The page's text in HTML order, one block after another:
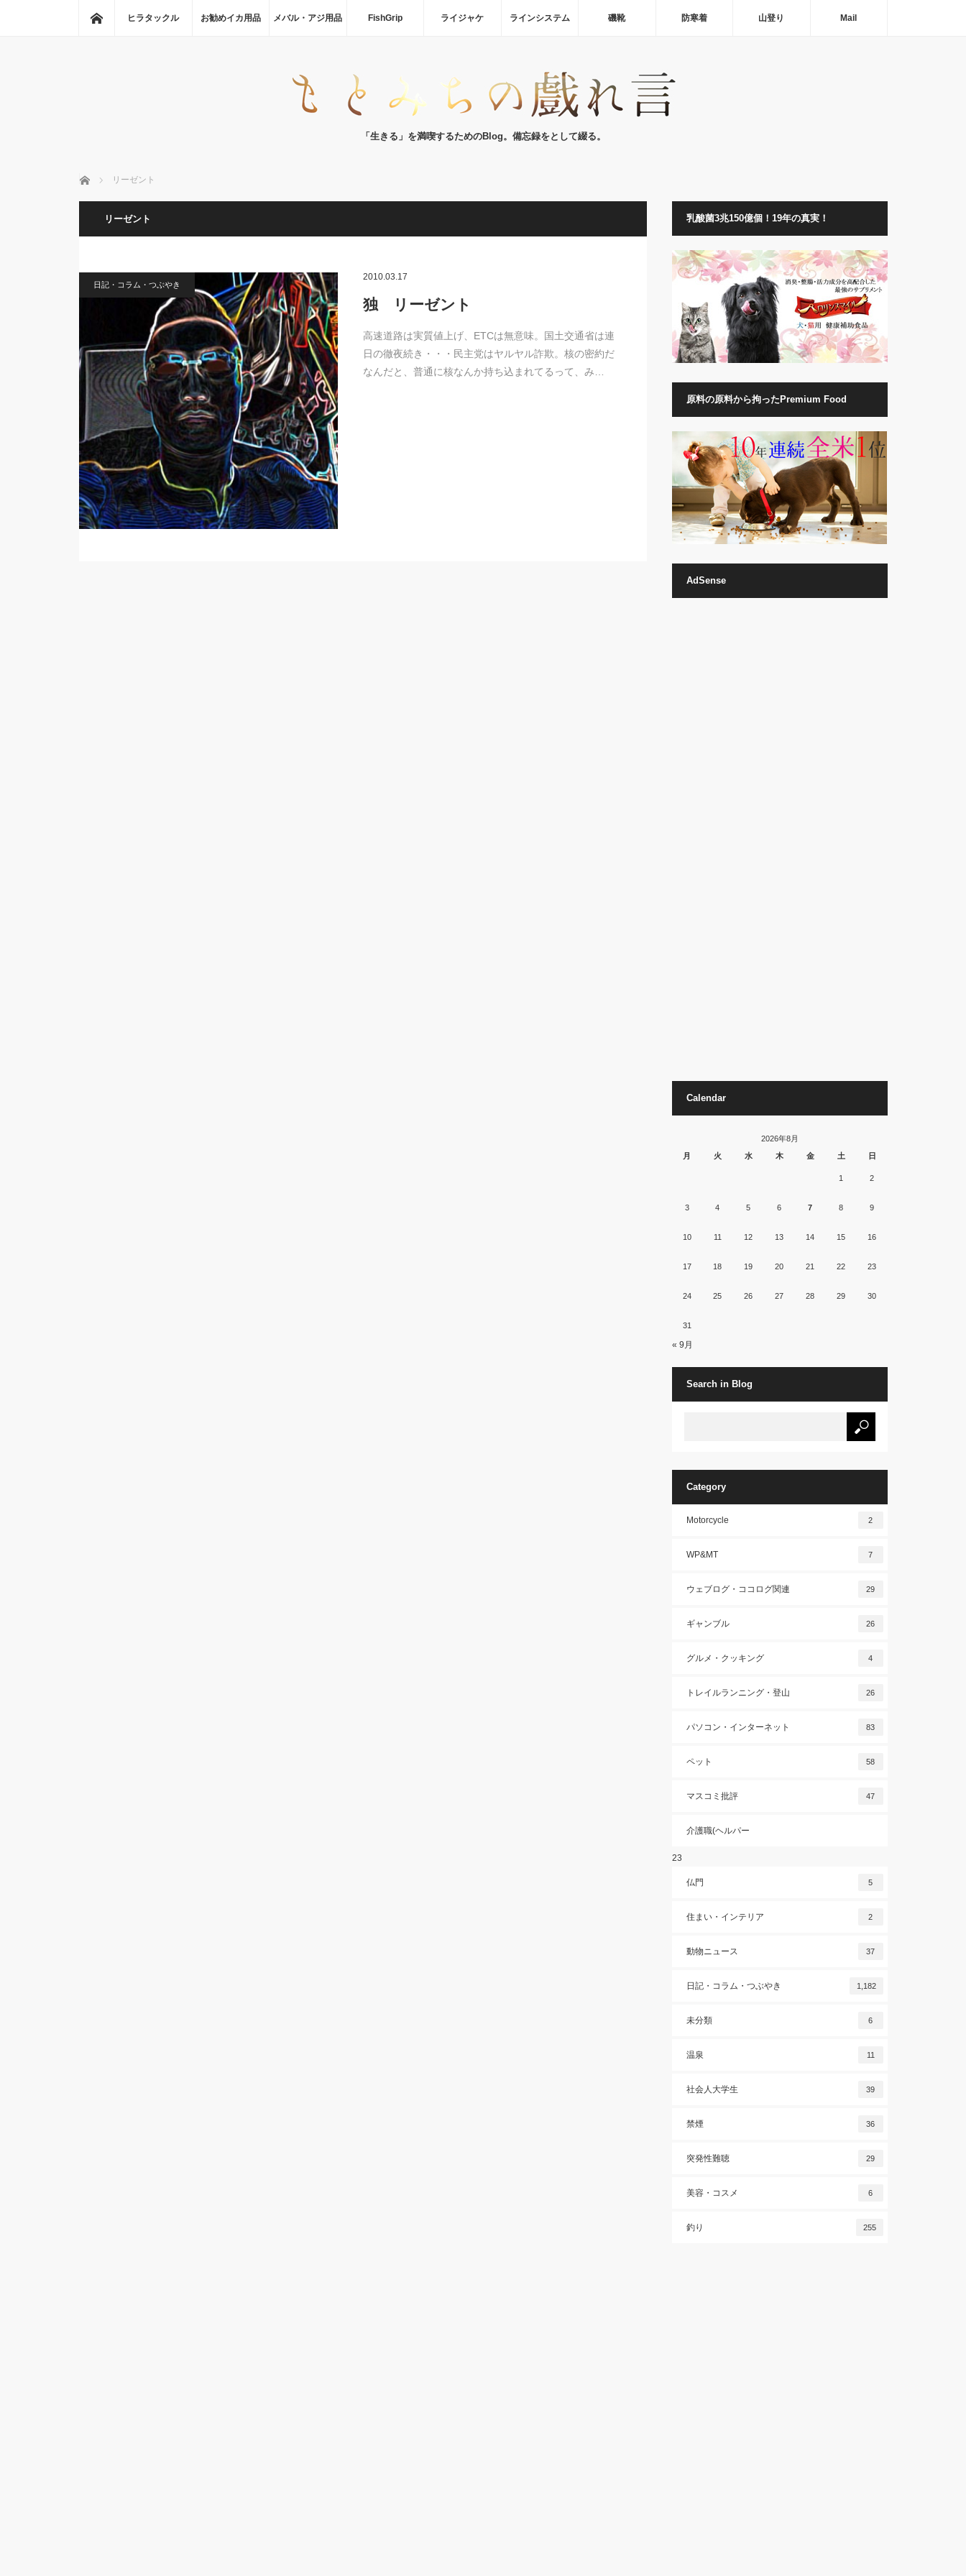
ホーム
ヒラタックル お勧めイカ用品 メバル・アジ用品 FishGrip ライジャケ ラインシステム 磯靴 防寒着 山登り Mail
「生きる」を満喫するためのBlog。備忘録をとして綴る。
ホーム リーゼント
リーゼント
日記・コラム・つぶやき
2010.03.17
独 リーゼント
高速道路は実質値上げ、ETCは無意味。国土交通省は連
日の徹夜続き・・・民主党はヤルヤル詐欺。核の密約だ
なんだと、普通に核なんか持ち込まれてるって、み…
乳酸菌3兆150億個！19年の真実！
原料の原料から拘ったPremium Food
AdSense
Calendar
2026年8月
月
火 水 木 金 土 日
1 2
3 4 5 6 7 8 9
10 11 12 13 14 15 16
17 18 19 20 21 22 23
24 25 26 27 28 29 30
31
« 9月
Search in Blog
Category
Motorcycle 2
WP&MT 7
ウェブログ・ココログ関連 29
ギャンブル 26
グルメ・クッキング 4
トレイルランニング・登山 26
パソコン・インターネット 83
ペット 58
マスコミ批評 47
介護職(ヘルパー
23
仏門 5
住まい・インテリア 2
動物ニュース 37
日記・コラム・つぶやき 1,182
未分類 6
温泉 11
社会人大学生 39
禁煙 36
突発性難聴 29
美容・コスメ 6
釣り 255